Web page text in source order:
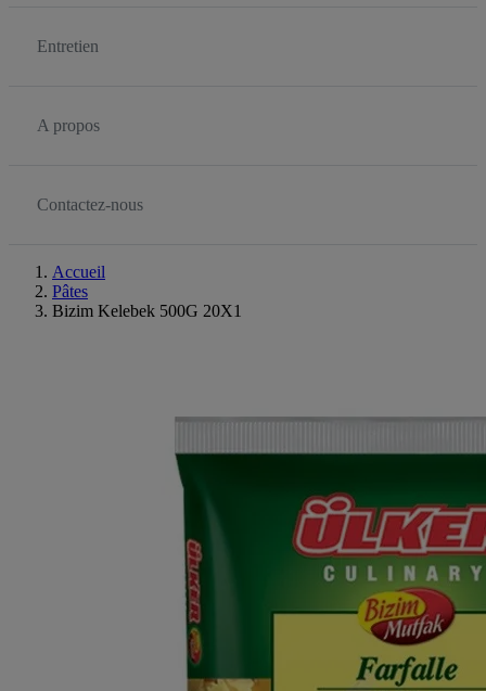
Entretien
A propos
Contactez-nous
Accueil
Pâtes
Bizim Kelebek 500G 20X1